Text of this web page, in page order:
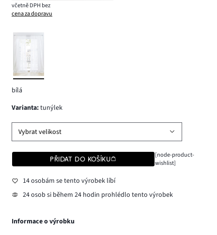
včetně DPH bez
cena za dopravu
bílá
varianta:tunýlek
Vybrat velikost
PŘIDAT DO KOŠÍKU
[node-product-
wishlist]
14 osobám se tento výrobek líbí
24 osob si během 24 hodin prohlédlo tento výrobek
Informace o výrobku